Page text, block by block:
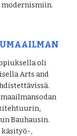
modernismiin.
oli
Arts and
Bauhausin.
,